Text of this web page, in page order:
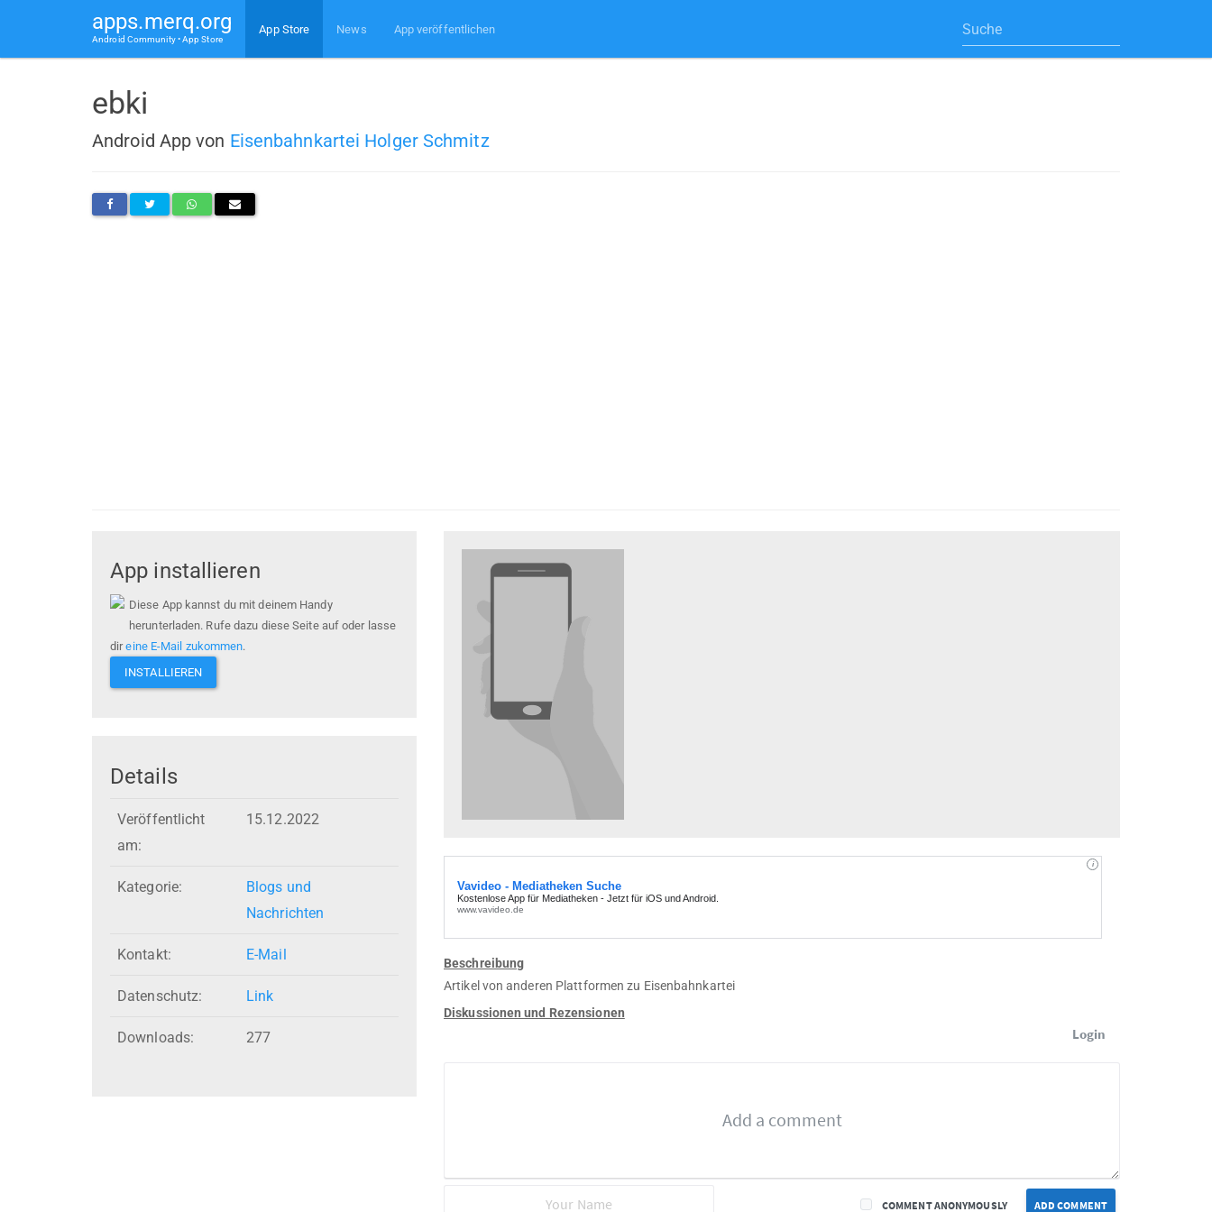
apps.merq.org
Android Community • App Store
App Store News App veröffentlichen
ebki
Android App von Eisenbahnkartei Holger Schmitz
App installieren
Diese App kannst du mit deinem Handy
herunterladen. Rufe dazu diese Seite auf oder lasse
direine E-Mail zukommen.
INSTALLIEREN
Details
Veröffentlicht
am:
15.12.2022
Kategorie:
Blogs und
Nachrichten
Kontakt: E-Mail
Datenschutz: Link
Downloads: 277
Beschreibung
Artikel von anderen Plattformen zu Eisenbahnkartei
Diskussionen und Rezensionen
Login
ADD COMMENT
COMMENT ANONYMOUSLY